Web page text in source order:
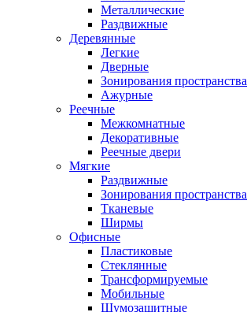
Металлические
Раздвижные
Деревянные
Легкие
Дверные
Зонирования пространства
Ажурные
Реечные
Межкомнатные
Декоративные
Реечные двери
Мягкие
Раздвижные
Зонирования пространства
Тканевые
Ширмы
Офисные
Пластиковые
Стеклянные
Трансформируемые
Мобильные
Шумозащитные